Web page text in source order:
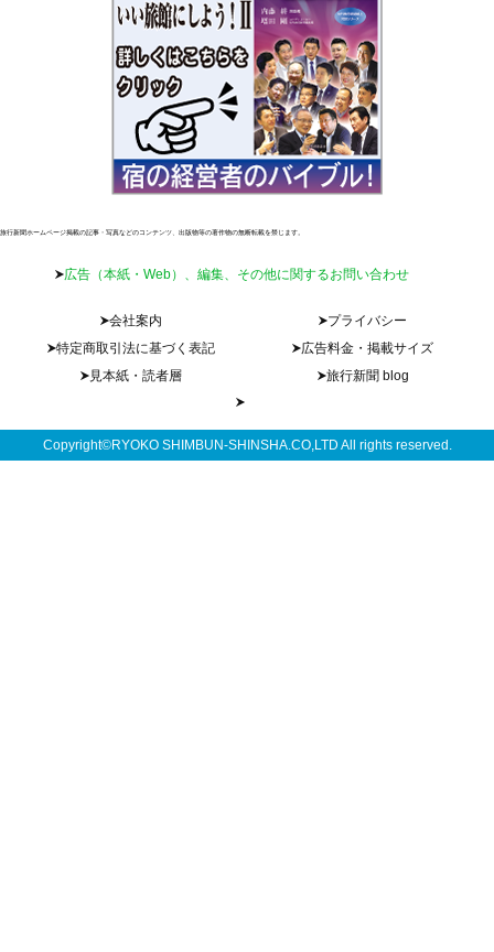
旅行新聞ホームページ掲載の記事・写真などのコンテンツ、出版物等の著作物の無断転載を禁じます。
広告（本紙・Web）、編集、その他に関するお問い合わせ
会社案内
プライバシー
特定商取引法に基づく表記
広告料金・掲載サイズ
見本紙・読者層
旅行新聞 blog
Copyright©RYOKO SHIMBUN-SHINSHA.CO,LTD All rights reserved.